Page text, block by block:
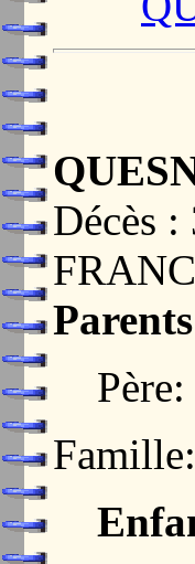
Décès
Parents
Père:
Famille: